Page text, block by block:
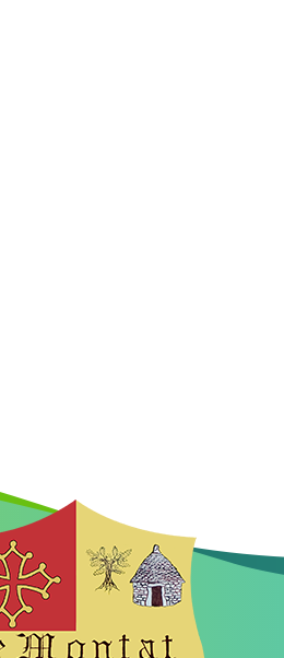
46090 LE MONTAT